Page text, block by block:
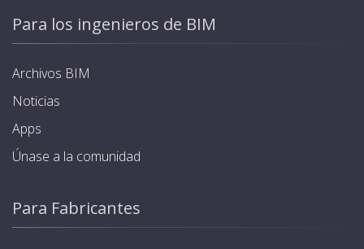
Para los ingenieros de BIM
Archivos BIM
Noticias
Apps
Únase a la comunidad
Para Fabricantes